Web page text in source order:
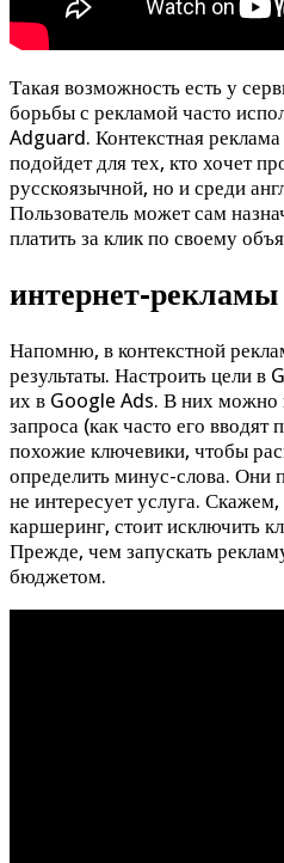
Такая возможность есть у
борьбы с рекламой часто
Adguard. Контекстная
подойдет для тех, кто хочет
русскоязычной, но и среди
Пользователь может сам
платить за клик по своему
интернет-рекламы
Напомню, в контекстной
результаты. Настроить цели
их в Google Ads. В них можно
запроса (как часто его вводят
похожие ключевики, чтобы
определить минус-слова. Они
не интересует услуга. Скажем,
каршеринг, стоит исключить
Прежде, чем запускать
бюджетом.